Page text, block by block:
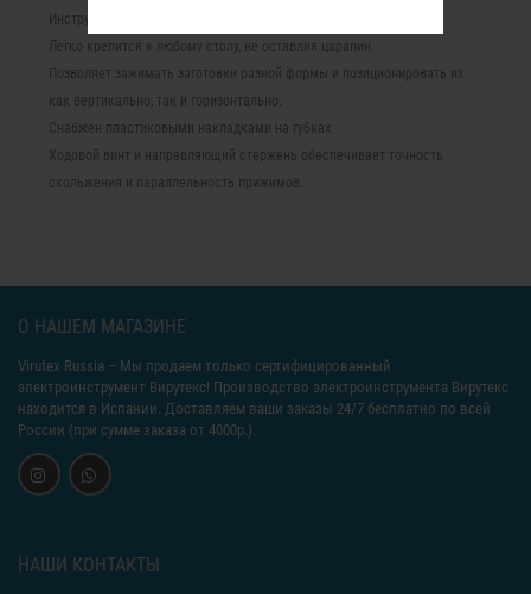
Инструмент для столярных работ вне мастерской.
Легко крепится к любому столу, не оставляя царапин.
Позволяет зажимать заготовки разной формы и позиционировать их
как вертикально, так и горизонтально.
Снабжен пластиковыми накладками на губках.
Ходовой винт и направляющий стержень обеспечивает точность
скольжения и параллельность прижимов.
О НАШЕМ МАГАЗИНЕ
Virutex Russia – Мы продаем только сертифицированный
электроинструмент Вирутекс! Производство электроинструмента Вирутекс
находится в Испании. Доставляем ваши заказы 24/7 бесплатно по всей
России (при сумме заказа от 4000р.).
НАШИ КОНТАКТЫ